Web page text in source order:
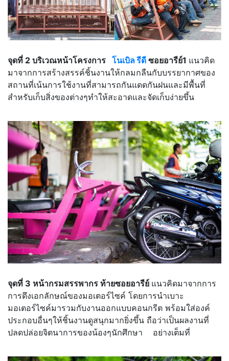
จุดที่ 2 บริเวณหน้าโครงการ โนเบิล รีดี ซอยอารีย์1 แนวคิด
มาจากการสร้างสรรค์ชิ้นงานให้กลมกลืนกับบรรยากาศของ
สถานที่เน้นการใช้งานที่สามารถกันแดดกันฝนและมีพื้นที่
สำหรับเก็บสิ่งของต่างๆทำให้สะอาดและจัดเก็บง่ายขึ้น
จุดที่ 3 หน้ากรมสรรพากร ท้ายซอยอารีย์ แนวคิดมาจากการ
การดึงเอกลักษณ์ของมอเตอร์ไซค์ โดยการนำเบาะ
มอเตอร์ไซค์มารวมกับงานออกแบบคอนกรีต พร้อมใส่องค์
ประกอบอื่นๆให้ชิ้นงานดูสนุกมากยิ่งขึ้น ถือว่าเป็นผลงานที่
ปลดปล่อยจิตนาการของน้องๆนักศึกษา อย่างเต็มที่